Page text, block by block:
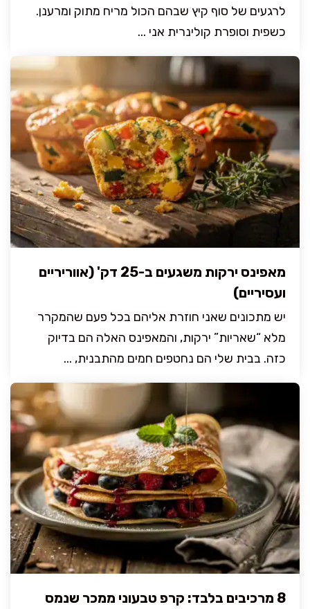
לרגעים של סוף קיץ שבהם הכול מריח מתוק ומרענן.
כשפית וסופרת קולינרית אני ...
מאפינס ירקות משגעים ב-25 דק' (אווריריים
ועסיריים)
יש מתכונים שאני חוזרת אליהם בכל פעם שהמקרר
מלא “שאריות” ירקות, והמאפינס האלה הם בדיוק
כזה. בבית שלי הם נחטפים חמים מהתבנית, ...
8 מרכיבים בלבד: קרפ טבעוני ממכר שנמס